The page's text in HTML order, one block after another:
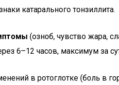
катарального тонзиллита.
(озноб, чувство жара,
6–12 часов, максимум за
в ротоглотке (боль в